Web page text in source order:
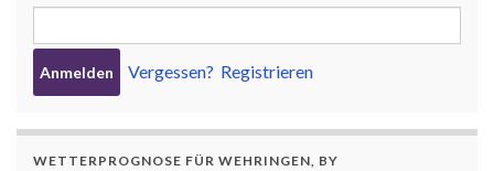
Vergessen? Registrieren
WETTERPROGNOSE FÜR WEHRINGEN, BY